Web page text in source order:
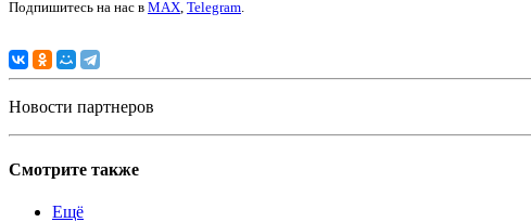
Подпишитесь на нас в MAX, Telegram.
Новости партнеров
Смотрите также
Ещё